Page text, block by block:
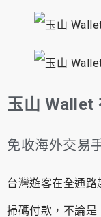
玉山 Wallet
免收海外交易
台灣遊客在全通
掃碼付款，不論是